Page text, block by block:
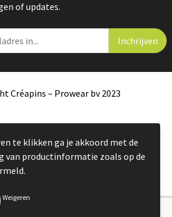
of updates.
Créapins – Prowear bv 2023
te klikken ga je akkoord met de
van productinformatie zoals op de
Weigeren